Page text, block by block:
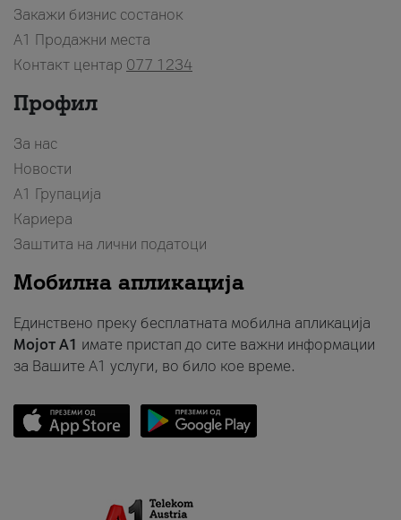
Закажи бизнис состанок
A1 Продажни места
Контакт центар 077 1234
Профил
За нас
Новости
А1 Групација
Кариера
Заштита на лични податоци
Мобилна апликација
Единствено преку бесплатната мобилна апликација
Мојот A1 имате пристап до сите важни информации
за Вашите A1 услуги, во било кое време.